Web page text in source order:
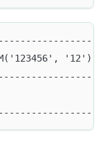
'12')